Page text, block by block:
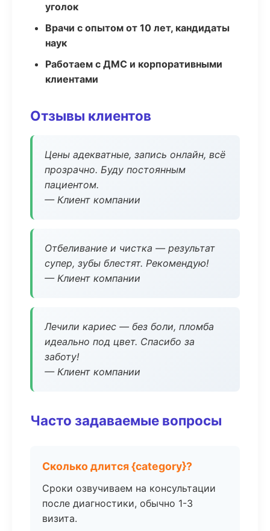
уголок
Врачи с опытом от 10 лет, кандидаты
наук
Работаем с ДМС и корпоративными
клиентами
Отзывы клиентов
Цены адекватные, запись онлайн, всё
прозрачно. Буду постоянным
пациентом.
— Клиент компании
Отбеливание и чистка — результат
супер, зубы блестят. Рекомендую!
— Клиент компании
Лечили кариес — без боли, пломба
идеально под цвет. Спасибо за
заботу!
— Клиент компании
Часто задаваемые вопросы
Сколько длится {category}?
Сроки озвучиваем на консультации
после диагностики, обычно 1-3
визита.